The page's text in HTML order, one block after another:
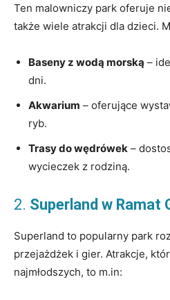
Ten malowniczy park oferuje
także wiele atrakcji dla dzieci.
Baseny z wodą morską –
dni.
Akwarium – oferujące
ryb.
Trasy do wędrówek –
wycieczek z rodziną.
2. Superland w Ramat
Superland to popularny park
przejażdżek i gier. Atrakcje,
najmłodszych, to m.in: